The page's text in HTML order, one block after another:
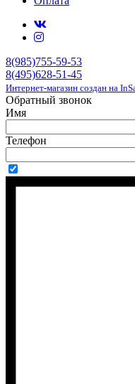
8(985)755-59-53
8(495)628-51-45
Интернет-магазин создан на
Обратный звонок
Имя
Телефон